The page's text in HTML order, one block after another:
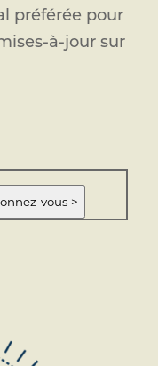
préférée pour
à-jour sur
vous >